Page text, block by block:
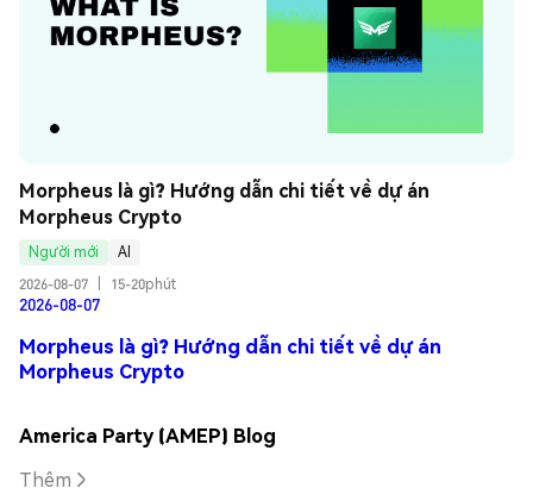
Morpheus là gì? Hướng dẫn chi tiết về dự án
Morpheus Crypto
Người mới
AI
2026-08-07
15-20phút
2026-08-07
Morpheus là gì? Hướng dẫn chi tiết về dự án
Morpheus Crypto
America Party (AMEP) Blog
Thêm